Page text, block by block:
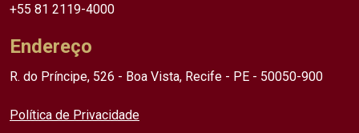
+55 81 2119-4000
Endereço
R. do Príncipe, 526 - Boa Vista, Recife - PE - 50050-900
Política de Privacidade